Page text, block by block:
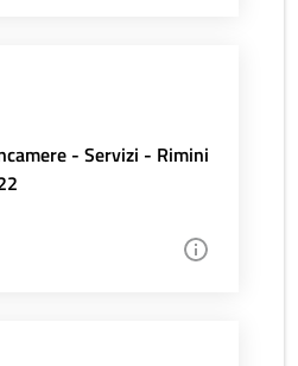
- Servizi - Rimini